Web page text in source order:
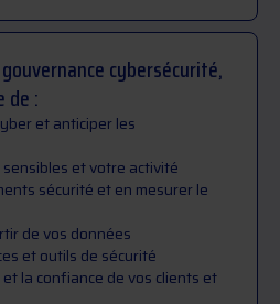
cybersécurité,
de :
et anticiper les
et votre activité
sécurité et en mesurer le
de vos données
et outils de sécurité
la confiance de vos clients et